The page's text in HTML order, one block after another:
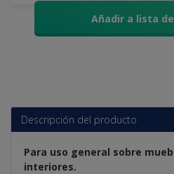
Añadir a lista
Descripción del producto
Para uso general sobre
interiores.